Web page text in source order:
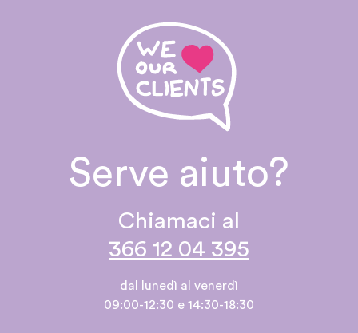
Serve aiuto?
Chiamaci al
366 12 04 395
dal lunedì al venerdì
09:00-12:30 e 14:30-18:30